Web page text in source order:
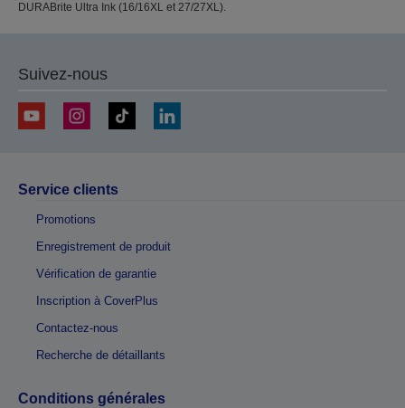
DURABrite Ultra Ink (16/16XL et 27/27XL).
Suivez-nous
Service clients
Promotions
Enregistrement de produit
Vérification de garantie
Inscription à CoverPlus
Contactez-nous
Recherche de détaillants
Conditions générales